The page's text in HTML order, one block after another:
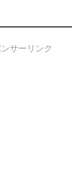
サーリンク